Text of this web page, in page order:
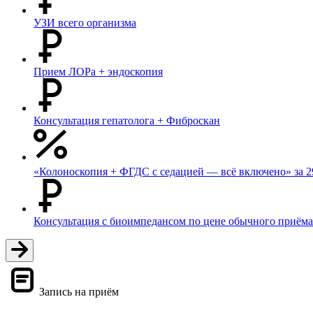
УЗИ всего организма
Прием ЛОРа + эндоскопия
Консультация гепатолога + Фиброскан
«Колоноскопия + ФГДС с седацией — всё включено» за
Консультация с биоимпедансом по цене обычного приёма
Запись на приём